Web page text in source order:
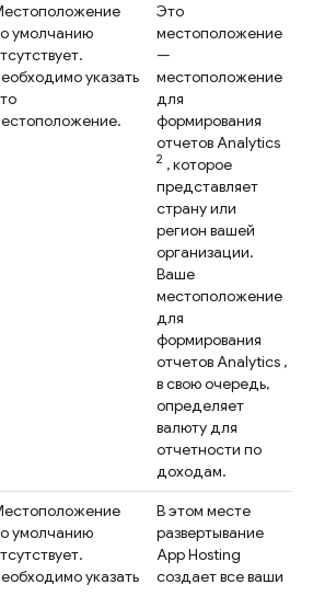
умолчанию
указать
Это
местоположение
—
местоположение
для
формирования
отчетовAnalytics
2 , которое
представляет
страну или
регион вашей
организации.
Ваше
местоположение
для
формирования
отчетовAnalytics ,
в свою очередь,
определяет
валюту для
отчетности по
доходам.
умолчанию
указать
В этом месте
развертывание
App Hosting
создает все ваши